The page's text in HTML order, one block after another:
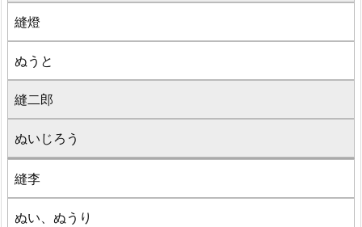
縫燈
ぬうと
縫二郎
ぬいじろう
縫李
ぬい、ぬうり